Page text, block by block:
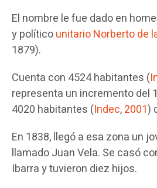
El nombre le fue dado en
y políticounitarioNorberto de
1879).
Cuenta con 4524 habitantes (
representa un incremento del
4020 habitantes (Indec,2001)
En 1838, llegó a esa zona un
llamado Juan Vela. Se casó
Ibarra y tuvieron diez hijos.​